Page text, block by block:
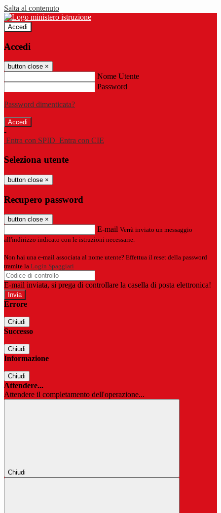
Salta al contenuto
Accedi
Accedi
button close ×
Nome Utente
Password
Password dimenticata?
-
Entra con SPID Entra con CIE
Seleziona utente
button close ×
Recupero password
button close ×
E-mail Verrà inviato un messaggio
all'indirizzo indicato con le istruzioni necessarie.
Non hai una e-mail associata al nome utente? Effettua il reset della password
tramite la Login Spaggiari
E-mail inviata, si prega di controllare la casella di posta elettronica!
Errore
Chiudi
Successo
Chiudi
Informazione
Chiudi
Attendere...
Attendere il completamento dell'operazione...
Chiudi